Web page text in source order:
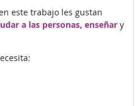
este trabajo les gustan
a las personas, enseñary